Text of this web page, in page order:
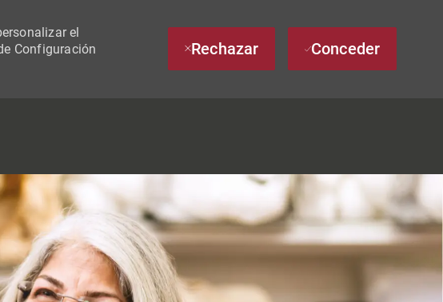
el
Configuración
Rechazar Conceder